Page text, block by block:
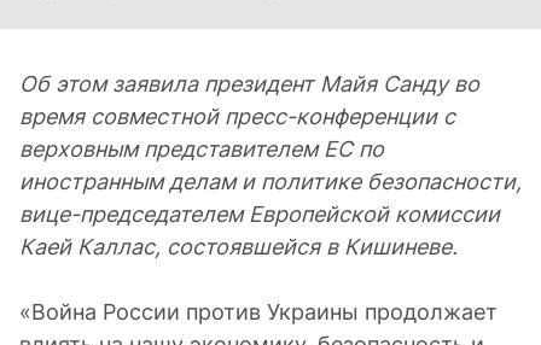
Об этом заявила президент Майя Санду во
время совместной пресс-конференции с
верховным представителем ЕС по
иностранным делам и политике безопасности,
вице-председателем Европейской комиссии
Каей Каллас, состоявшейся в Кишиневе.
«Война России против Украины продолжает